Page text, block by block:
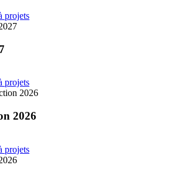
projets
projets
2026
2026
projets